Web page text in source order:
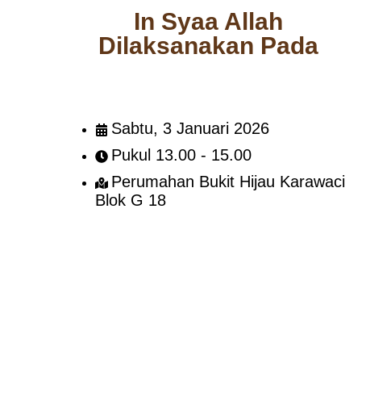
In Syaa Allah
Dilaksanakan Pada
Sabtu, 3 Januari 2026
Pukul 13.00 - 15.00
Perumahan Bukit Hijau Karawaci
Blok G 18